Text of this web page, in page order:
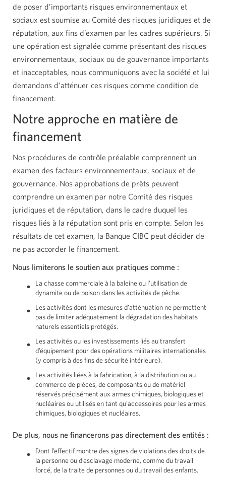
de poser d’importants risques environnementaux et
sociaux est soumise au Comité des risques juridiques et de
réputation, aux fins d’examen par les cadres supérieurs. Si
une opération est signalée comme présentant des risques
environnementaux, sociaux ou de gouvernance importants
et inacceptables, nous communiquons avec la société et lui
demandons d’atténuer ces risques comme condition de
financement.
Notre approche en matière de
financement
Nos procédures de contrôle préalable comprennent un
examen des facteurs environnementaux, sociaux et de
gouvernance. Nos approbations de prêts peuvent
comprendre un examen par notre Comité des risques
juridiques et de réputation, dans le cadre duquel les
risques liés à la réputation sont pris en compte. Selon les
résultats de cet examen, la Banque CIBC peut décider de
ne pas accorder le financement.
Nous limiterons le soutien aux pratiques comme :
La chasse commerciale à la baleine ou l’utilisation de
dynamite ou de poison dans les activités de pêche.
Les activités dont les mesures d’atténuation ne permettent
pas de limiter adéquatement la dégradation des habitats
naturels essentiels protégés.
Les activités ou les investissements liés au transfert
d’équipement pour des opérations militaires internationales
(y compris à des fins de sécurité intérieure).
Les activités liées à la fabrication, à la distribution ou au
commerce de pièces, de composants ou de matériel
réservés précisément aux armes chimiques, biologiques et
nucléaires ou utilisés en tant qu’accessoires pour les armes
chimiques, biologiques et nucléaires.
De plus, nous ne financerons pas directement des entités :
Dont l’effectif montre des signes de violations des droits de
la personne ou d’esclavage moderne, comme du travail
forcé, de la traite de personnes ou du travail des enfants.